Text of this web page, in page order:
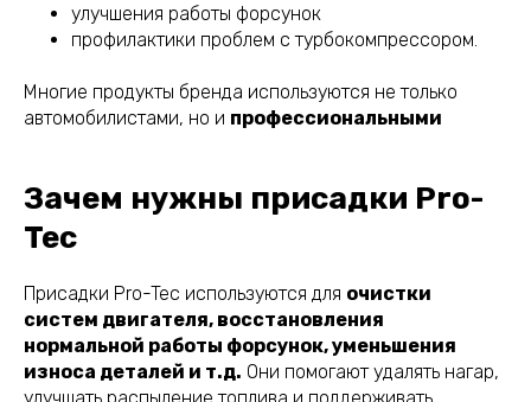
улучшения работы форсунок
профилактики проблем с турбокомпрессором.
Многие продукты бренда используются не только
автомобилистами, но и профессиональными
Зачем нужны присадки Pro-
Tec
Присадки Pro-Tec используются для очистки
систем двигателя, восстановления
нормальной работы форсунок, уменьшения
износа деталей и т.д. Они помогают удалять нагар,